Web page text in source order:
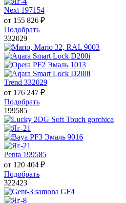
Next 197154
от 155 826 ₽
Подобрать
332029
Trend 332029
от 176 247 ₽
Подобрать
199585
Penta 199585
от 120 404 ₽
Подобрать
322423